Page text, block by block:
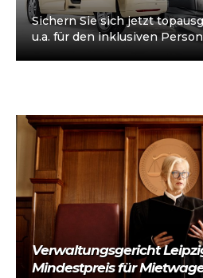
Sichern Sie sich jetzt
u.a. für den inklusiven
Verwaltungsgericht
Mindestpreis für